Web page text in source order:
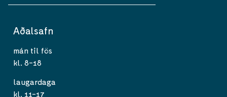
Aðalsafn
mán til fös
kl. 8-18
laugardaga
kl. 11-17